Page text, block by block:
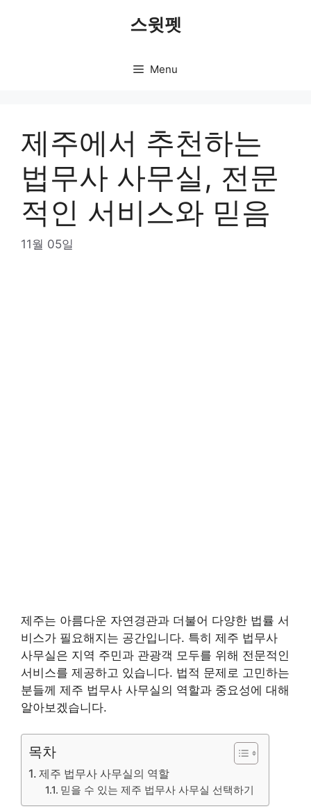
스윗펫
Menu
제주에서 추천하는
법무사 사무실, 전문
적인 서비스와 믿음
11월 05일
제주는 아름다운 자연경관과 더불어 다양한 법률 서
비스가 필요해지는 공간입니다. 특히 제주 법무사
사무실은 지역 주민과 관광객 모두를 위해 전문적인
서비스를 제공하고 있습니다. 법적 문제로 고민하는
분들께 제주 법무사 사무실의 역할과 중요성에 대해
알아보겠습니다.
목차
제주 법무사 사무실의 역할
믿을 수 있는 제주 법무사 사무실 선택하기